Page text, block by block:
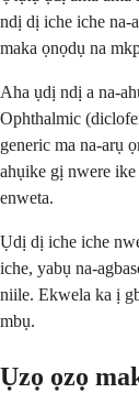
ndị dị iche iche na-
maka ọnọdụ na
Aha ụdị ndị a na-
Ophthalmic
generic ma na-arụ
ahụike gị nwere
enweta.
Ụdị dị iche iche
iche, yabụ na-
niile. Ekwela ka ị
mbụ.
Ụzọ ọzọ